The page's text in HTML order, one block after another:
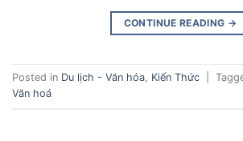
CONTINUE READING →
Posted in Du lịch - Văn hóa Kiến Thức
Văn hoá